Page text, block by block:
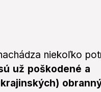
niekoľko
už poškodené a